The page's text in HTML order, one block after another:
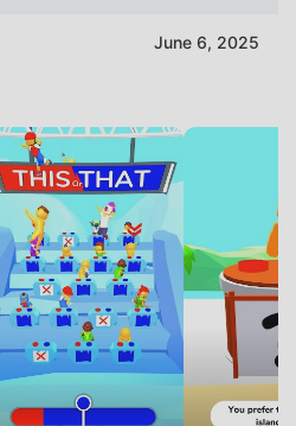
June 6, 2025